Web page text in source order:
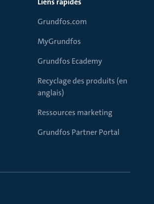
Grundfos.com
MyGrundfos
Grundfos Ecademy
Recyclage des produits (en
anglais)
Ressources marketing
Grundfos Partner Portal